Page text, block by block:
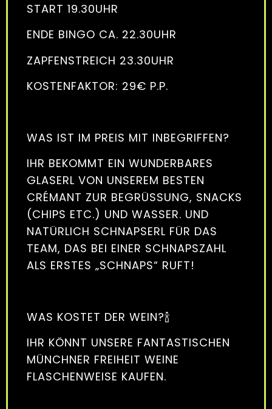
START 19.30UHR
ENDE BINGO CA. 22.30UHR
ZAPFENSTREICH 23.30UHR
KOSTENFAKTOR: 29€ P.P.
WAS IST IM PREIS MIT INBEGRIFFEN?
IHR BEKOMMT EIN WUNDERBARES
GLASERL VON UNSEREM BESTEN
CRÉMANT ZUR BEGRÜSSUNG, SNACKS (
CHIPS ETC.) UND WASSER. UND N
ATÜRLICH SCHNAPSERL FÜR DAS T
EAM, DAS BEI EINER SCHNAPSZAHL A
LS ERSTES „SCHNAPS“ RUFT!
WAS KOSTET DER WEIN?🍾
IHR KÖNNT UNSERE FANTASTISCHEN
MÜNCHNER FREIHEIT WEINE
FLASCHENWEISE KAUFEN.